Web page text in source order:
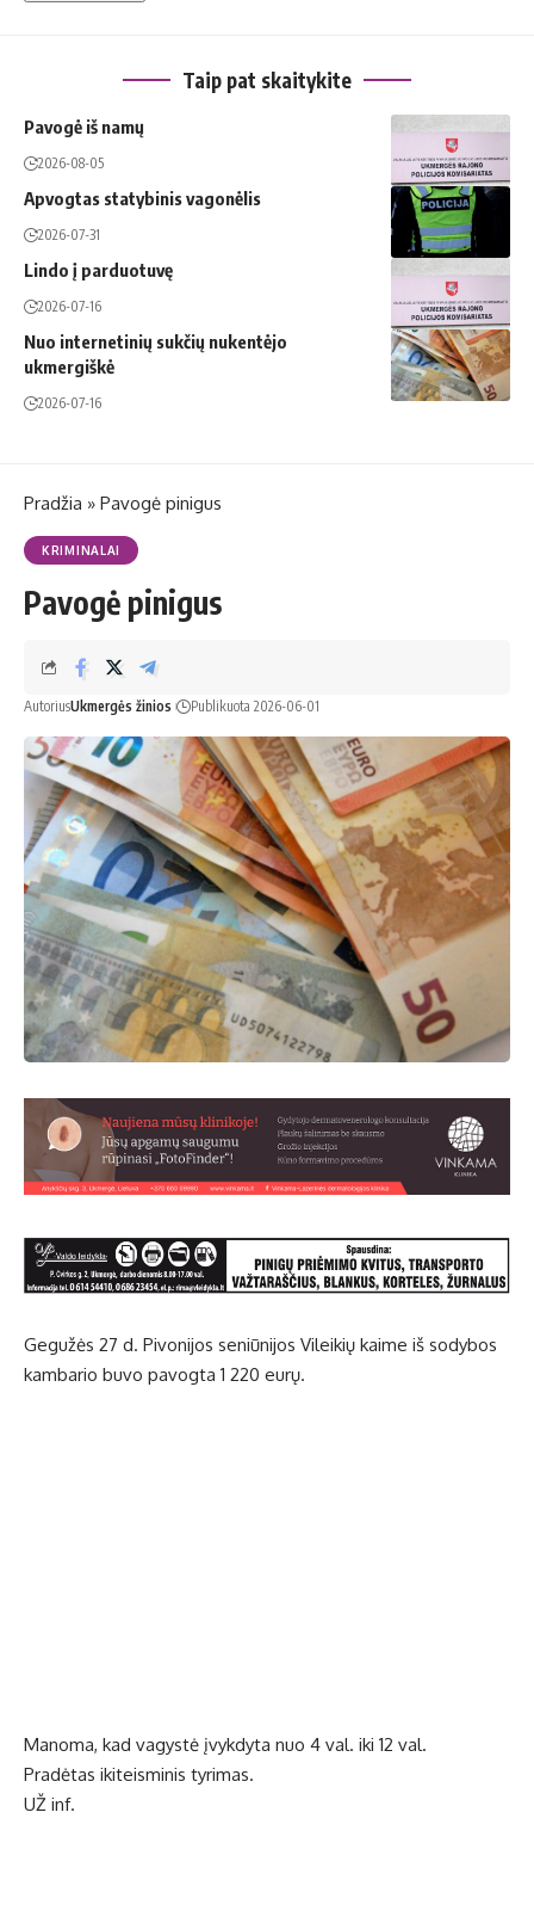
Taip pat skaitykite
Pavogė iš namų
2026-08-05
Apvogtas statybinis vagonėlis
2026-07-31
Lindo į parduotuvę
2026-07-16
Nuo internetinių sukčių nukentėjo
ukmergiškė
2026-07-16
Pradžia » Pavogė pinigus
KRIMINALAI
Pavogė pinigus
AutoriusUkmergės žinios Publikuota 2026-06-01
Gegužės 27 d. Pivonijos seniūnijos Vileikių kaime iš sodybos
kambario buvo pavogta 1 220 eurų.
Manoma, kad vagystė įvykdyta nuo 4 val. iki 12 val.
Pradėtas ikiteisminis tyrimas.
UŽ inf.